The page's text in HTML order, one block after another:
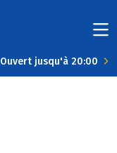
Ouvert jusqu'à 20:00